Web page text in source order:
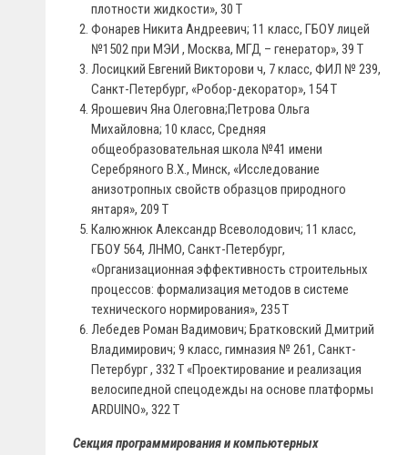
плотности жидкости», 30 Т
Фонарев Никита Андреевич; 11 класс, ГБОУ лицей
№1502 при МЭИ , Москва, МГД – генератор», 39 Т
Лосицкий Евгений Викторови ч, 7 класс, ФИЛ № 239,
Санкт-Петербург, «Робор-декоратор», 154 Т
Ярошевич Яна Олеговна;Петрова Ольга
Михайловна; 10 класс, Средняя
общеобразовательная школа №41 имени
Серебряного В.Х., Минск, «Исследование
анизотропных свойств образцов природного
янтаря», 209 Т
Калюжнюк Александр Всеволодович; 11 класс,
ГБОУ 564, ЛНМО, Санкт-Петербург,
«Организационная эффективность строительных
процессов: формализация методов в системе
технического нормирования», 235 Т
Лебедев Роман Вадимович; Братковский Дмитрий
Владимирович; 9 класс, гимназия № 261, Санкт-
Петербург , 332 Т «Проектирование и реализация
велосипедной спецодежды на основе платформы
ARDUINO», 322 Т
Секция программирования и компьютерных